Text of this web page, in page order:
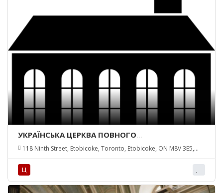
УКРАЇНСЬКА ЦЕРКВА ПОВНОГО
ЄВАНГЕЛІЯ/UKRAINIAN CHURCH OF FULL GOSPEL
118 Ninth Street, Etobicoke, Toronto, Etobicoke, ON M8V 3E5,
Ц